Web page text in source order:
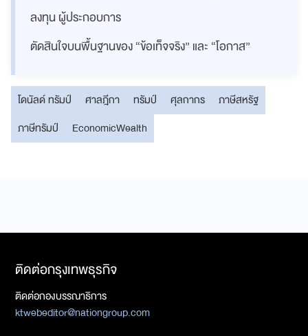
ลงทุน ผู้ประกอบการ
ตัดสินใจบนพื้นฐานของ “ข้อเท็จจริง” และ “โอกาส”
โดนัลด์ ทรัมป์ ศาลฎีกา ทรัมป์ ศุลกากร
ภาษีสหรัฐ
ภาษีทรัมป์
EconomicWealth
ติดต่อกรุงเทพธุรกิจ
ติดต่อกองบรรณาธิการ
ktwebeditor@nationgroup.com